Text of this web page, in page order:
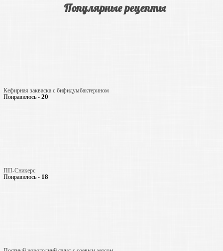
Популярные рецепты
Кефирная закваска с бифидумбактерином
Понравилось - 20
ПП-Сникерс
Понравилось - 18